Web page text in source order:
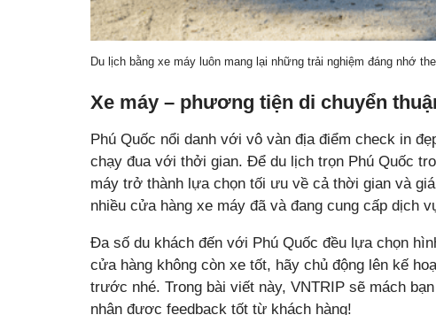
Du lịch bằng xe máy luôn mang lại những trải nghiệm đáng nhớ
Xe máy – phương tiện di chuyển
Phú Quốc nổi danh với vô vàn địa điểm check in
chạy đua với thởi gian. Để du lịch trọn Phú Quốc
máy trở thành lựa chọn tối ưu về cả thời gian và
nhiều cửa hàng xe máy đã và đang cung cấp dịch
Đa số du khách đến với Phú Quốc đều lựa chọn
cửa hàng không còn xe tốt, hãy chủ động lên kế
trước nhé. Trong bài viết này, VNTRIP sẽ mách
nhận được feedback tốt từ khách hàng!